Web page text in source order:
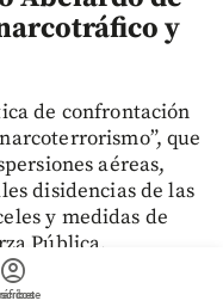
account_circle
y
de confrontación
que
aéreas,
disidencias de las
y medidas de
Pública.